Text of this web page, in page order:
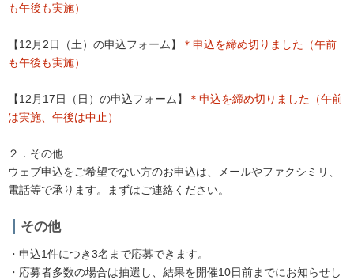
も午後も実施）
【12月2日（土）の申込フォーム】
＊申込を締め切りました（午前
も午後も実施）
【12月17日（日）の申込フォーム】
＊申込を締め切りました（午前
は実施、午後は中止）
２．その他
ウェブ申込をご希望でない方のお申込は、メールやファクシミリ、
電話等で承ります。まずはご連絡ください。
その他
・申込1件につき3名まで応募できます。
・応募者多数の場合は抽選し、結果を開催10日前までにお知らせし